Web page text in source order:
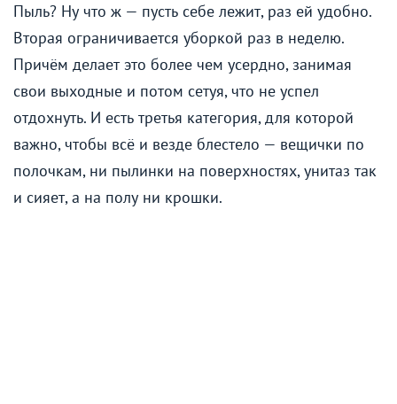
Пыль? Ну что ж — пусть себе лежит, раз ей удобно.
Вторая ограничивается уборкой раз в неделю.
Причём делает это более чем усердно, занимая
свои выходные и потом сетуя, что не успел
отдохнуть. И есть третья категория, для которой
важно, чтобы всё и везде блестело — вещички по
полочкам, ни пылинки на поверхностях, унитаз так
и сияет, а на полу ни крошки.